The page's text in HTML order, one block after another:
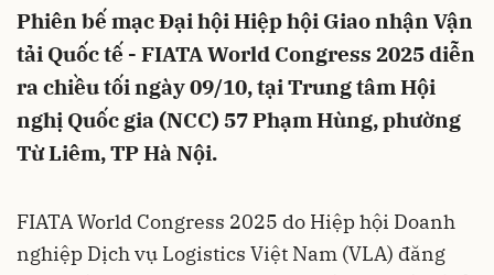
Phiên bế mạc Đại hội Hiệp hội Giao nhận Vận
tải Quốc tế - FIATA World Congress 2025 diễn
ra chiều tối ngày 09/10, tại Trung tâm Hội
nghị Quốc gia (NCC) 57 Phạm Hùng, phường
Từ Liêm, TP Hà Nội.
FIATA World Congress 2025 do Hiệp hội Doanh
nghiệp Dịch vụ Logistics Việt Nam (VLA) đăng